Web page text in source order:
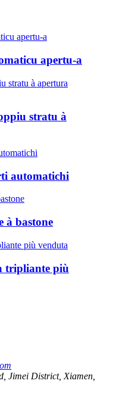
apertu-a
stratu à
automatichi
à bastone
tripliante più
Jimei District, Xiamen,